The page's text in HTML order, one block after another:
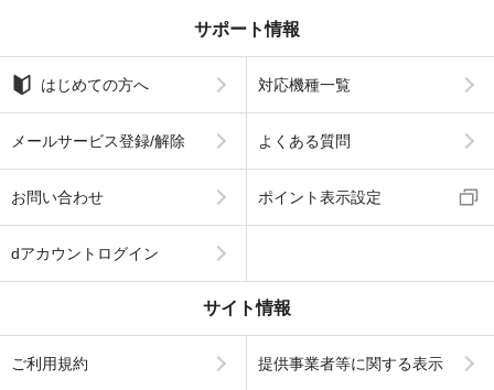
サポート情報
はじめての方へ 対応機種一覧
メールサービス登録/解除 よくある質問
お問い合わせ ポイント表示設定
dアカウントログイン
サイト情報
ご利用規約 提供事業者等に関する表示